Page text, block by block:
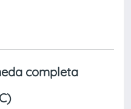
completa